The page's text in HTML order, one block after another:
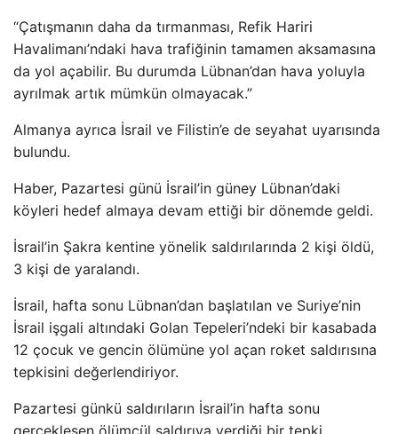
“Çatışmanın daha da tırmanması, Refik Hariri
Havalimanı’ndaki hava trafiğinin tamamen aksamasına
da yol açabilir. Bu durumda Lübnan’dan hava yoluyla
ayrılmak artık mümkün olmayacak.”
Almanya ayrıca İsrail ve Filistin’e de seyahat uyarısında
bulundu.
Haber, Pazartesi günü İsrail’in güney Lübnan’daki
köyleri hedef almaya devam ettiği bir dönemde geldi.
İsrail’in Şakra kentine yönelik saldırılarında 2 kişi öldü,
3 kişi de yaralandı.
İsrail, hafta sonu Lübnan’dan başlatılan ve Suriye’nin
İsrail işgali altındaki Golan Tepeleri’ndeki bir kasabada
12 çocuk ve gencin ölümüne yol açan roket saldırısına
tepkisini değerlendiriyor.
Pazartesi günkü saldırıların İsrail’in hafta sonu
gerçekleşen ölümcül saldırıya verdiği bir tepki